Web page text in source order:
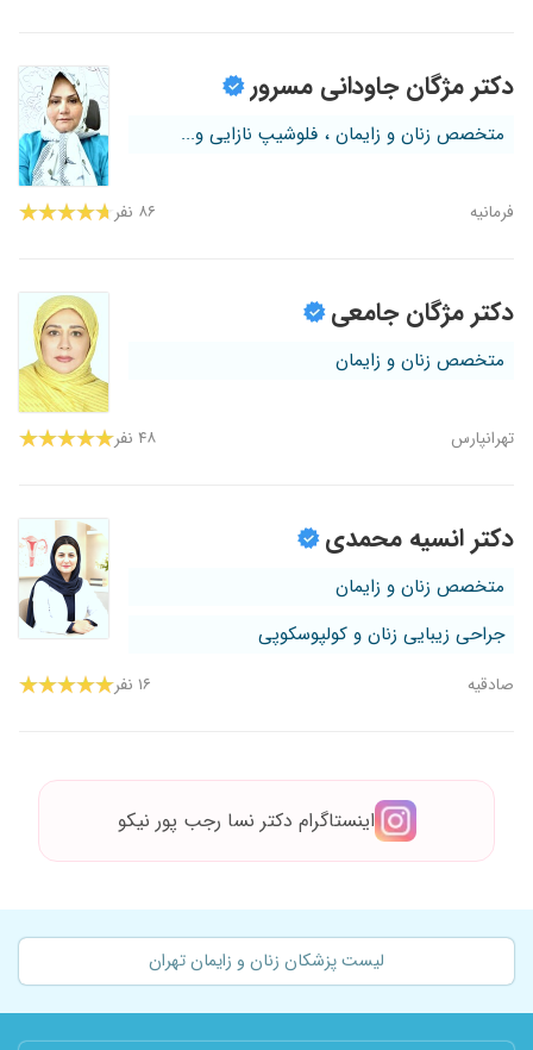
دکتر مژگان جاودانی مسرور
متخصص زنان و زایمان ، فلوشیپ نازایی و...
فرمانیه ۸۶ نفر
دکتر مژگان جامعی
متخصص زنان و زایمان
تهرانپارس ۴۸ نفر
دکتر انسیه محمدی
متخصص زنان و زایمان
جراحی زیبایی زنان و کولپوسکوپی
صادقیه ۱۶ نفر
اینستاگرام دکتر نسا رجب پور نیکو
لیست پزشکان زنان و زایمان تهران